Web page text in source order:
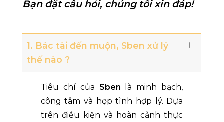
Bạn đặt câu hỏi, chúng tôi xin đáp!
1. Bác tài đến muộn, Sben xử lý
thế nào ?
Tiêu chí của Sben là minh bạch,
công tâm và hợp tình hợp lý. Dựa
trên điều kiện và hoàn cảnh thực